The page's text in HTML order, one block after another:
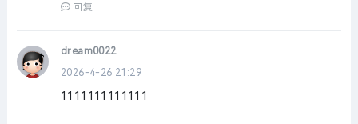
回复
dream0022
2026-4-26 21:29
1111111111111